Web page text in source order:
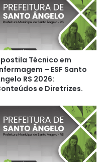
Técnico em
– ESF Santo
RS 2026:
e Diretrizes.